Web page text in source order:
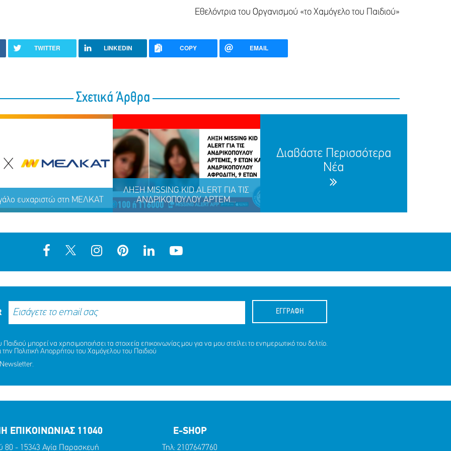
Εθελόντρια του Οργανισμού «το Χαμόγελο του Παιδιού»
TWITTER LINKEDIN COPY EMAIL
Σχετικά Άρθρα
ευχαριστώ στη ΜΕΛΚΑΤ
ευχαριστώ στη ΜΕΛΚΑΤ
ΜΟΙΡΑΣΟΥ
ΔΡΑΣΕ
ΛΗΞΗ MISSING KID ALERT ΓΙΑ ΤΙΣ
ΑΝΔΡΙΚΟΠΟΥΛΟΥ ΑΡΤΕΜ...
ΛΗΞΗ MISSING KID ALERT ΓΙΑ ΤΙΣ
ΑΝΔΡΙΚΟΠΟΥΛΟΥ ΑΡΤΕΜΙΣ, 9 ΕΤΩΝ
ΜΟΙΡΑΣΟΥ
ΔΡΑΣΕ
Διαβάστε Περισσότερα
Νέα
ΕΓΓΡΑΦΗ
μπορεί να χρησιμοποιήσει τα στοιχεία επικοινωνίας μου για να μου στείλει το ενημερωτικό του δελτίο.
την Πολιτική Απορρήτου του Χαμόγελου του Παιδιού
ΕΠΙΚΟΙΝΩΝΙΑΣ 11040
80 - 15343 Αγία Παρασκευή
E-SHOP
Τηλ: 2107647760